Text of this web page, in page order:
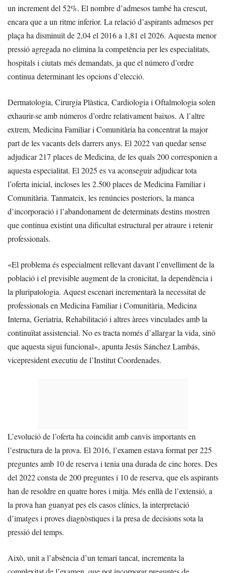
un increment del 52%. El nombre d’admesos també ha crescut,
encara que a un ritme inferior. La relació d’aspirants admesos per
plaça ha disminuït de 2,04 el 2016 a 1,81 el 2026. Aquesta menor
pressió agregada no elimina la competència per les especialitats,
hospitals i ciutats més demandats, ja que el número d’ordre
continua determinant les opcions d’elecció.
Dermatologia, Cirurgia Plàstica, Cardiologia i Oftalmologia solen
exhaurir-se amb números d’ordre relativament baixos. A l’altre
extrem, Medicina Familiar i Comunitària ha concentrat la major
part de les vacants dels darrers anys. El 2022 van quedar sense
adjudicar 217 places de Medicina, de les quals 200 corresponien a
aquesta especialitat. El 2025 es va aconseguir adjudicar tota
l’oferta inicial, incloses les 2.500 places de Medicina Familiar i
Comunitària. Tanmateix, les renúncies posteriors, la manca
d’incorporació i l’abandonament de determinats destins mostren
que continua existint una dificultat estructural per atraure i retenir
professionals.
«El problema és especialment rellevant davant l’envelliment de la
població i el previsible augment de la cronicitat, la dependència i
la pluripatologia. Aquest escenari incrementarà la necessitat de
professionals en Medicina Familiar i Comunitària, Medicina
Interna, Geriatria, Rehabilitació i altres àrees vinculades amb la
continuïtat assistencial. No es tracta només d’allargar la vida, sinó
que aquesta sigui funcional», apunta Jesús Sánchez Lambás,
vicepresident executiu de l’Institut Coordenades.
L’evolució de l’oferta ha coincidit amb canvis importants en
l’estructura de la prova. El 2016, l’examen estava format per 225
preguntes amb 10 de reserva i tenia una durada de cinc hores. Des
del 2022 consta de 200 preguntes i 10 de reserva, que els aspirants
han de resoldre en quatre hores i mitja. Més enllà de l’extensió, a
la prova han guanyat pes els casos clínics, la interpretació
d’imatges i proves diagnòstiques i la presa de decisions sota la
pressió del temps.
Això, unit a l’absència d’un temari tancat, incrementa la